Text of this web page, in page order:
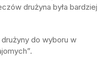
drużyna była bardziej
drużyny do wyboru w